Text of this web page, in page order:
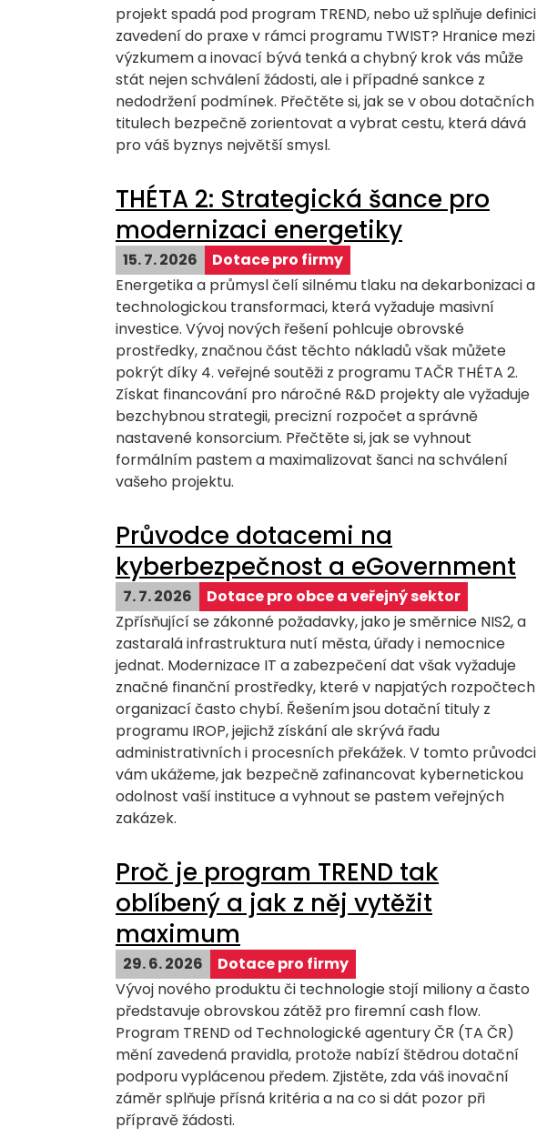
projekt spadá pod program TREND, nebo už splňuje definici
zavedení do praxe v rámci programu TWIST? Hranice mezi
výzkumem a inovací bývá tenká a chybný krok vás může
stát nejen schválení žádosti, ale i případné sankce z
nedodržení podmínek. Přečtěte si, jak se v obou dotačních
titulech bezpečně zorientovat a vybrat cestu, která dává
pro váš byznys největší smysl.
THÉTA 2: Strategická šance pro
modernizaci energetiky
15. 7. 2026
Dotace pro firmy
Energetika a průmysl čelí silnému tlaku na dekarbonizaci a
technologickou transformaci, která vyžaduje masivní
investice. Vývoj nových řešení pohlcuje obrovské
prostředky, značnou část těchto nákladů však můžete
pokrýt díky 4. veřejné soutěži z programu TAČR THÉTA 2.
Získat financování pro náročné R&D projekty ale vyžaduje
bezchybnou strategii, precizní rozpočet a správně
nastavené konsorcium. Přečtěte si, jak se vyhnout
formálním pastem a maximalizovat šanci na schválení
vašeho projektu.
Průvodce dotacemi na
kyberbezpečnost a eGovernment
7. 7. 2026
Dotace pro obce a veřejný sektor
Zpřísňující se zákonné požadavky, jako je směrnice NIS2, a
zastaralá infrastruktura nutí města, úřady i nemocnice
jednat. Modernizace IT a zabezpečení dat však vyžaduje
značné finanční prostředky, které v napjatých rozpočtech
organizací často chybí. Řešením jsou dotační tituly z
programu IROP, jejichž získání ale skrývá řadu
administrativních i procesních překážek. V tomto průvodci
vám ukážeme, jak bezpečně zafinancovat kybernetickou
odolnost vaší instituce a vyhnout se pastem veřejných
zakázek.
Proč je program TREND tak
oblíbený a jak z něj vytěžit
maximum
29. 6. 2026
Dotace pro firmy
Vývoj nového produktu či technologie stojí miliony a často
představuje obrovskou zátěž pro firemní cash flow.
Program TREND od Technologické agentury ČR (TA ČR)
mění zavedená pravidla, protože nabízí štědrou dotační
podporu vyplácenou předem. Zjistěte, zda váš inovační
záměr splňuje přísná kritéria a na co si dát pozor při
přípravě žádosti.